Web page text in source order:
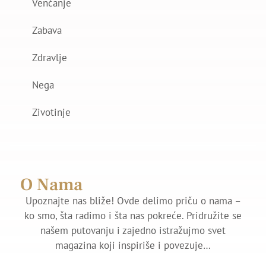
Venčanje
Zabava
Zdravlje
Nega
Zivotinje
O Nama
Upoznajte nas bliže! Ovde delimo priču o nama –
ko smo, šta radimo i šta nas pokreće. Pridružite se
našem putovanju i zajedno istražujmo svet
magazina koji inspiriše i povezuje…